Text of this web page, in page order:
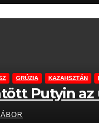
GRÚZIA KAZAHSZTÁN
Putyin